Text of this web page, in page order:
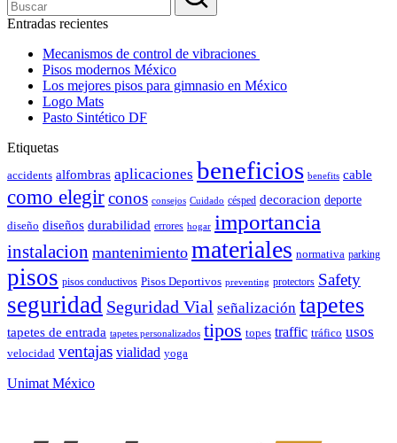
Entradas recientes
Mecanismos de control de vibraciones
Pisos modernos México
Los mejores pisos para gimnasio en México
Logo Mats
Pasto Sintético DF
Etiquetas
accidents alfombras aplicaciones beneficios benefits cable
como elegirconos consejos Cuidado césped decoracion deporte
diseño diseños durabilidad errores hogar importancia
instalacion mantenimiento materiales normativa parking
pisos pisos conductivos Pisos Deportivos preventing protectors Safety
seguridad Seguridad Vial señalización tapetes
tapetes de entrada tapetes personalizados tipos topes traffic tráfico usos
velocidad ventajas vialidad yoga
Unimat México